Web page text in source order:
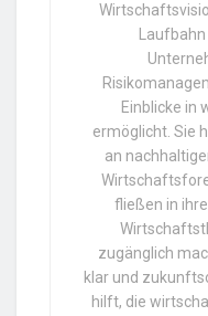
Einblicke in
ermöglicht. Sie
an
fließen in
zugänglich
klar und
hilft, die